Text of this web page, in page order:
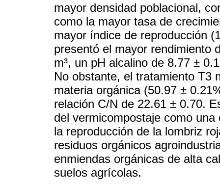
mayor densidad poblacional,
como la mayor tasa de
mayor índice de reproducción
presentó el mayor rendimiento
m³, un pH alcalino de 8.77 ±
No obstante, el tratamiento T3
materia orgánica (50.97 ±
relación C/N de 22.61 ± 0.70.
del vermicompostaje como
la reproducción de la lombriz
residuos orgánicos
enmiendas orgánicas de alta
suelos agrícolas.